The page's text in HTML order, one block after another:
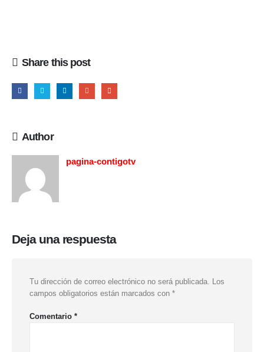
Share this post
Author
pagina-contigotv
Deja una respuesta
Tu dirección de correo electrónico no será publicada. Los
campos obligatorios están marcados con *
Comentario *